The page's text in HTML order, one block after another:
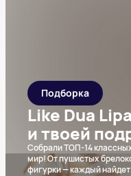
Подборка
Like Dua
и твоей
Собрали ТОП-14
мир! От пушистых
фигурки — каждый